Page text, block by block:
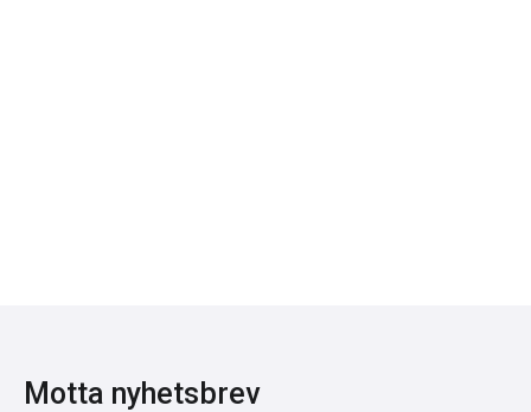
Motta nyhetsbrev